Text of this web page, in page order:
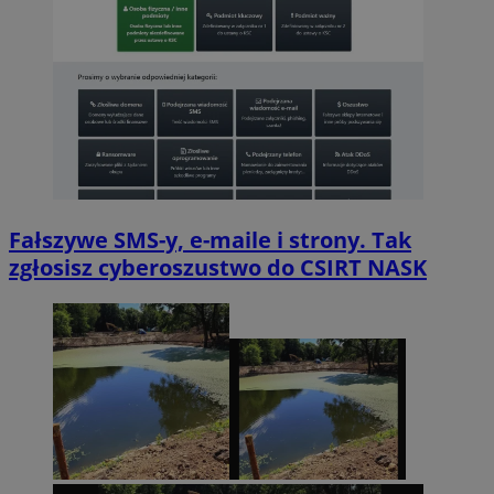
Fałszywe SMS-y, e-maile i strony. Tak
zgłosisz cyberoszustwo do CSIRT NASK